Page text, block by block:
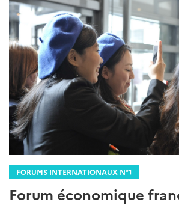
FORUMS INTERNATIONAUX N°1
Forum économique